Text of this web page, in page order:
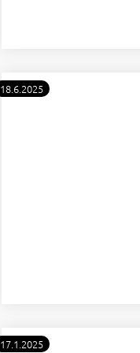
18.6.2025
17.1.2025